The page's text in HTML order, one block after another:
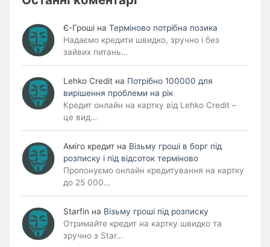
Є-Гроші на Терміново потрібна позика
Надаємо кредити швидко, зручно і без
зайвих питань…
Lehko Сredit на Потрібно 100000 для
вирішення проблеми на рік
Кредит онлайн на картку від Lehko Credit –
це вид…
Аміго кредит на Візьму гроші в борг під
розписку і під відсоток терміново
Пропонуємо онлайн кредитування на картку
до 25 000…
Starfin на Візьму гроші під розписку
Отримайте кредит на картку швидко та
зручно з Star…